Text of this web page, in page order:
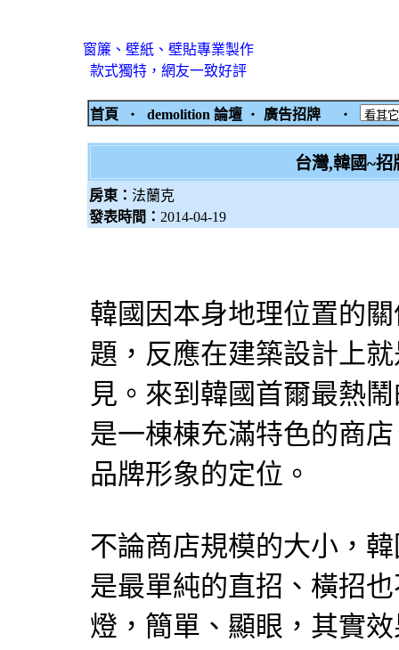
窗簾、壁紙、壁貼專業製作
款式獨特，網友一致好評
首頁 ‧ demolition 論壇 ‧ 廣告招牌 ‧
台灣,韓國~
房東： 法蘭克
發表時間： 2014-04-19
韓國因本身地理位置的
題，反應在建築設計上
見。來到韓國首爾最熱
是一棟棟充滿特色的商
品牌形象的定位。
不論商店規模的大小，
是最單純的直招、橫招
燈，簡單、顯眼，其實